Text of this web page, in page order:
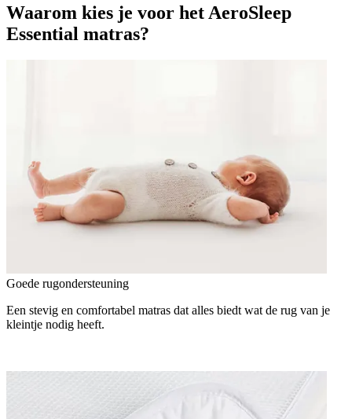
Waarom kies je voor het AeroSleep
Essential matras?
Goede rugondersteuning
Een stevig en comfortabel matras dat alles biedt wat de rug van je
kleintje nodig heeft.